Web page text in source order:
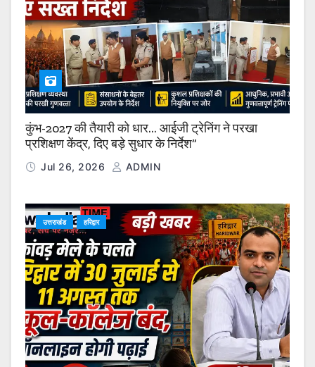
कुंभ-2027 की तैयारी को धार… आईजी ट्रेनिंग ने परखा
प्रशिक्षण केंद्र, दिए बड़े सुधार के निर्देश”
Jul 26, 2026 ADMIN
उत्तराखंड हरिद्वार